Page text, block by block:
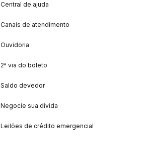
Central de ajuda
Canais de atendimento
Ouvidoria
2ª via do boleto
Saldo devedor
Negocie sua dívida
Leilões de crédito emergencial